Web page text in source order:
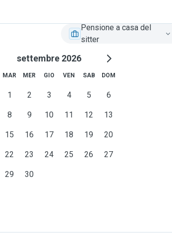
Pensione a casa del
sitter
settembre 2026
MAR MER GIO VEN SAB DOM
1 2 3 4 5 6
8 9 10 11 12 13
15 16 17 18 19 20
22 23 24 25 26 27
29 30